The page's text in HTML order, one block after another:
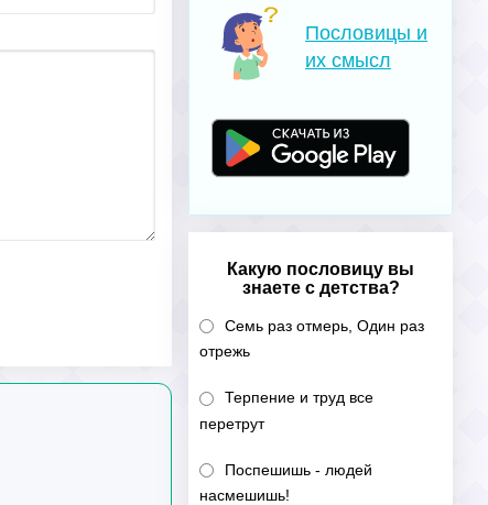
Пословицы и
их смысл
Какую пословицу вы
знаете с детства?
Семь раз отмерь, Один раз
отрежь
Терпение и труд все
перетрут
Поспешишь - людей
насмешишь!